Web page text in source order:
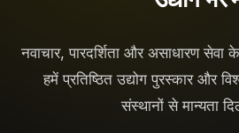
नवाचार, पारदर्शिता और असाधारण सेवा के
हमें प्रतिष्ठित उद्योग पुरस्कार और
संस्थानों से मान्यता